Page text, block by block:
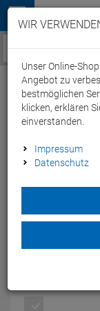
Menü
New
blue/green
Blau-grüner
unterstützender
WIR
Unser Online-
Angebot zu
bestmöglichen
klicken, erklären
einverstanden.
Impressum
Datenschutz